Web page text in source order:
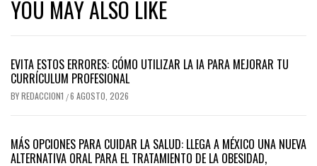
YOU MAY ALSO LIKE
EVITA ESTOS ERRORES: CÓMO UTILIZAR LA IA PARA MEJORAR TU
CURRÍCULUM PROFESIONAL
BYREDACCION1 /6 AGOSTO, 2026
MÁS OPCIONES PARA CUIDAR LA SALUD: LLEGA A MÉXICO UNA NUEVA
ALTERNATIVA ORAL PARA EL TRATAMIENTO DE LA OBESIDAD,